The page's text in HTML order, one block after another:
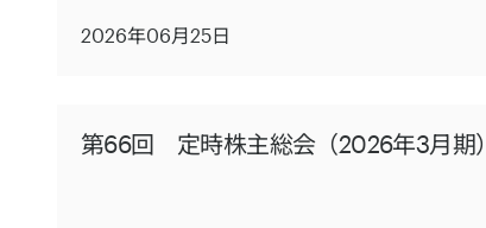
2026年06月25日
第66回 定時株主総会（2026年3月期）